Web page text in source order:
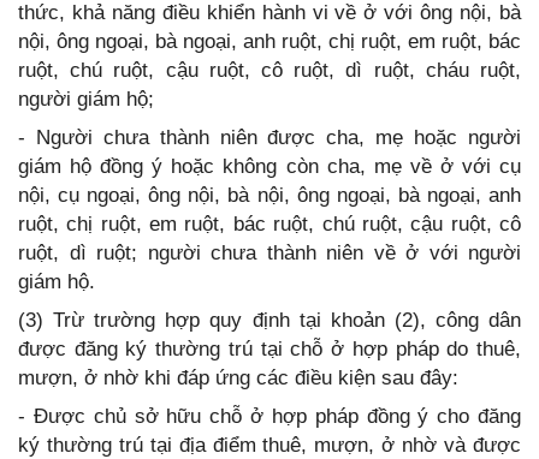
thức, khả năng điều khiển hành vi về ở với ông nội, bà
nội, ông ngoại, bà ngoại, anh ruột, chị ruột, em ruột, bác
ruột, chú ruột, cậu ruột, cô ruột, dì ruột, cháu ruột,
người giám hộ;
- Người chưa thành niên được cha, mẹ hoặc người
giám hộ đồng ý hoặc không còn cha, mẹ về ở với cụ
nội, cụ ngoại, ông nội, bà nội, ông ngoại, bà ngoại, anh
ruột, chị ruột, em ruột, bác ruột, chú ruột, cậu ruột, cô
ruột, dì ruột; người chưa thành niên về ở với người
giám hộ.
(3) Trừ trường hợp quy định tại khoản (2), công dân
được đăng ký thường trú tại chỗ ở hợp pháp do thuê,
mượn, ở nhờ khi đáp ứng các điều kiện sau đây:
- Được chủ sở hữu chỗ ở hợp pháp đồng ý cho đăng
ký thường trú tại địa điểm thuê, mượn, ở nhờ và được